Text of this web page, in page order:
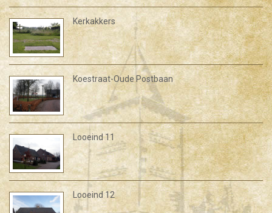
Kerkakkers
Koestraat-Oude Postbaan
Looeind 11
Looeind 12